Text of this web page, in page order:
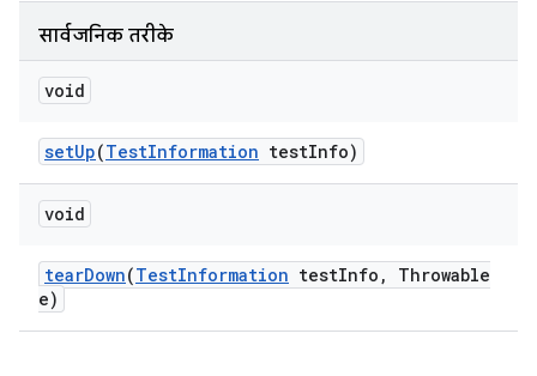
सार्वजनिक तरीके
void
setUp(TestInformation testInfo)
void
tearDown(TestInformation testInfo ,
Throwable
e)